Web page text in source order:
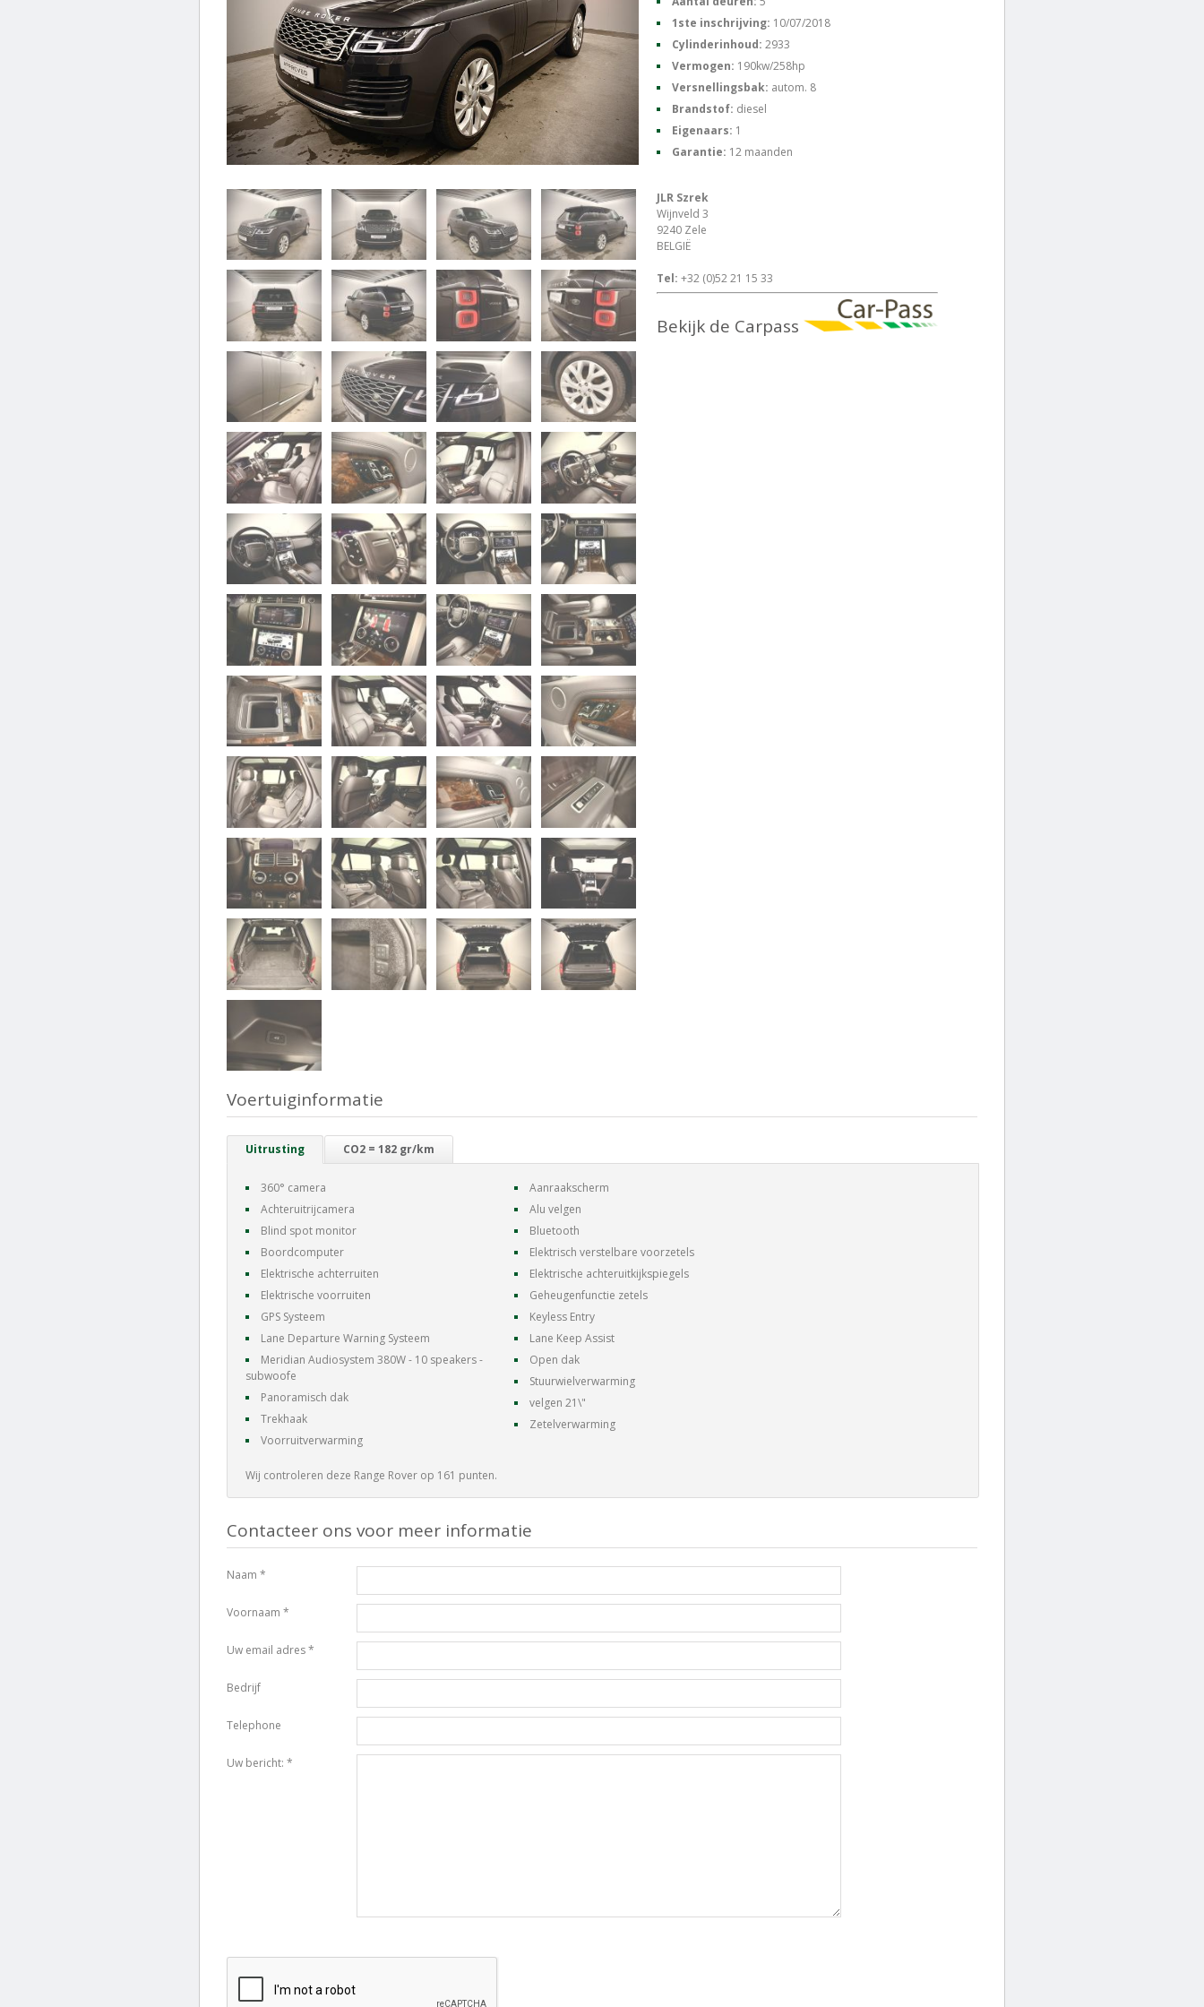
1ste inschrijving: 10/07/2018
Cylinderinhoud: 2933
Vermogen: 190kw/258hp
Versnellingsbak: autom. 8
Brandstof: diesel
Eigenaars: 1
Garantie: 12 maanden
JLR Szrek
Wijnveld 3
9240 Zele
BELGIË
Tel: +32 (0)52 21 15 33
Bekijk de Carpass
Voertuiginformatie
Uitrusting CO2 = 182 gr/km
360° camera
Achteruitrijcamera
Blind spot monitor
Boordcomputer
Elektrische achterruiten
Elektrische voorruiten
GPS Systeem
Lane Departure Warning Systeem
Meridian Audiosystem 380W - 10 speakers -
subwoofe
Panoramisch dak
Trekhaak
Voorruitverwarming
Aanraakscherm
Alu velgen
Bluetooth
Elektrisch verstelbare voorzetels
Elektrische achteruitkijkspiegels
Geheugenfunctie zetels
Keyless Entry
Lane Keep Assist
Open dak
Stuurwielverwarming
velgen 21\"
Zetelverwarming
Wij controleren deze Range Rover op 161 punten.
Contacteer ons voor meer informatie
Naam *
Voornaam *
Uw email adres *
Bedrijf
Telephone
Uw bericht: *